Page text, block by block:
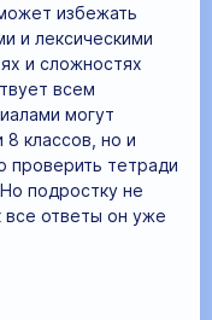
избежать
и лексическими
и сложностях
всем
могут
8 классов, но и
проверить тетради
подростку не
все ответы он уже